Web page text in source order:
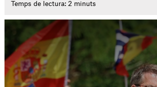
Temps de lectura: 2 minuts